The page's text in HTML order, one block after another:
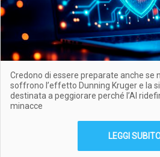
Credono di essere preparate anche se
soffrono l’effetto Dunning Kruger e la
destinata a peggiorare perché l’AI
minacce
LEGGI